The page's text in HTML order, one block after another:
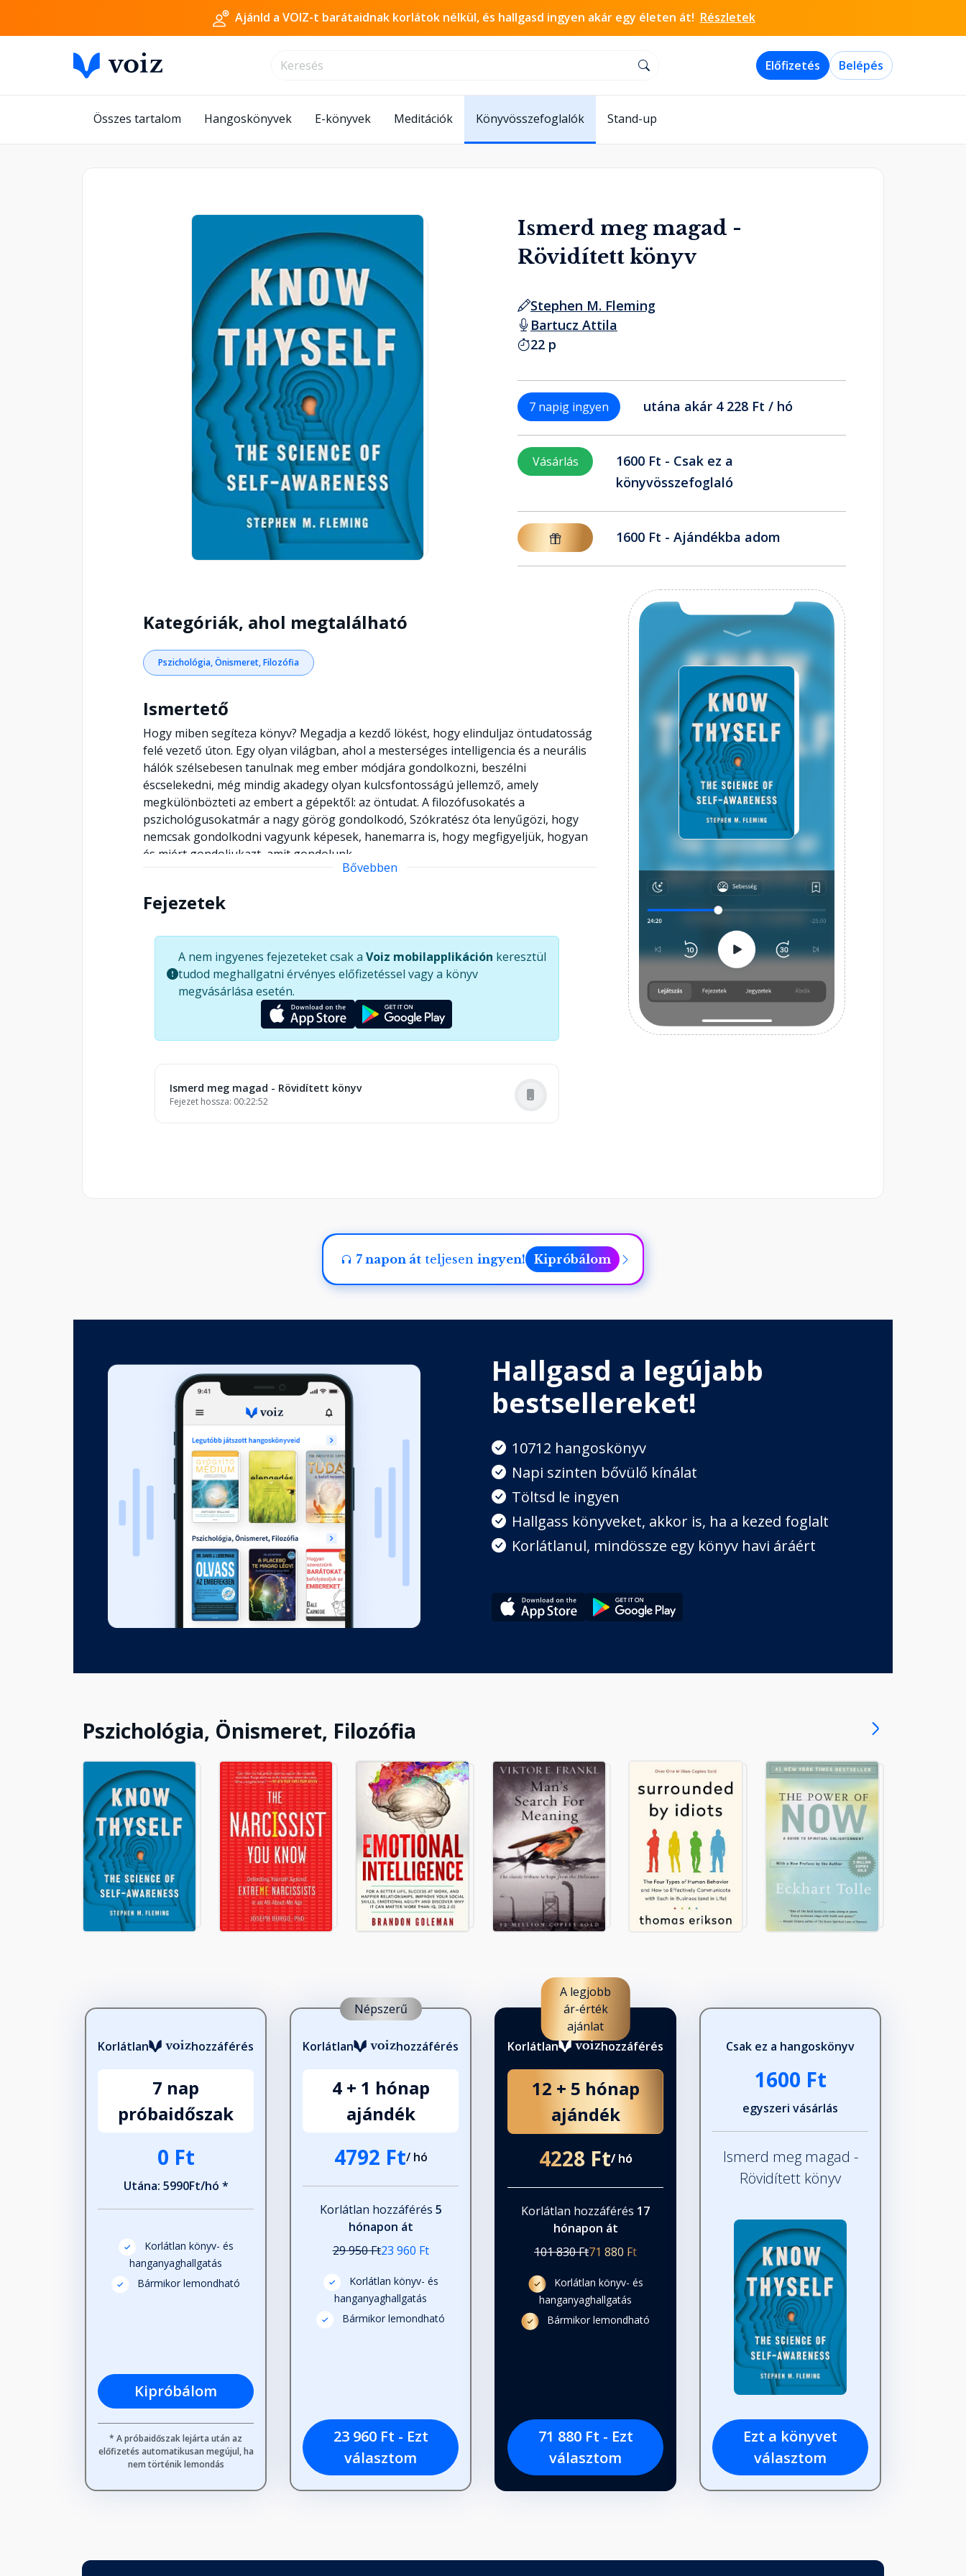
Ajánld a VOIZ-t barátaidnak korlátok nélkül, és hallgasd ingyen akár egy életen át! Részletek
Előfizetés Belépés
Összes tartalom Hangoskönyvek E-könyvek Meditációk Könyvösszefoglalók Stand-up
Ismerd meg magad -
Rövidített könyv
Stephen M. Fleming
Bartucz Attila
22 p
7 napig ingyen utána akár 4 228 Ft / hó
Vásárlás
1600 Ft - Csak ez a
könyvösszefoglaló
1600 Ft - Ajándékba adom
Kategóriák, ahol megtalálható
Pszichológia, Önismeret, Filozófia
Ismertető
Hogy miben segíteza könyv? Megadja a kezdő lökést, hogy elinduljaz öntudatosság
felé vezető úton. Egy olyan világban, ahol a mesterséges intelligencia és a neurális
hálók szélsebesen tanulnak meg ember módjára gondolkozni, beszélni
éscselekedni, még mindig akadegy olyan kulcsfontosságú jellemző, amely
megkülönbözteti az embert a gépektől: az öntudat. A filozófusokatés a
pszichológusokatmár a nagy görög gondolkodó, Szókratész óta lenyűgözi, hogy
nemcsak gondolkodni vagyunk képesek, hanemarra is, hogy megfigyeljük, hogyan
és miért gondoljukazt, amit gondolunk.
Bővebben
Fejezetek
A nem ingyenes fejezeteket csak a Voiz mobilapplikáción keresztül
tudod meghallgatni érvényes előfizetéssel vagy a könyv
megvásárlása esetén.
Ismerd meg magad - Rövidített könyv
Fejezet hossza: 00:22:52
7 napon át teljesen ingyen! Kipróbálom
Hallgasd a legújabb
bestsellereket!
10712 hangoskönyv
Napi szinten bővülő kínálat
Töltsd le ingyen
Hallgass könyveket, akkor is, ha a kezed foglalt
Korlátlanul, mindössze egy könyv havi áráért
Pszichológia, Önismeret, Filozófia
Korlátlan hozzáférés
7 nap
próbaidőszak
0 Ft
Utána: 5990Ft/hó *
Korlátlan könyv- és
hanganyaghallgatás
Bármikor lemondható
Kipróbálom
* A próbaidőszak lejárta után az
előfizetés automatikusan megújul, ha
nem történik lemondás
Népszerű
Korlátlan hozzáférés
4 + 1 hónap
ajándék
4792 Ft/ hó
Korlátlan hozzáférés 5
hónapon át
29 950 Ft23 960 Ft
Korlátlan könyv- és
hanganyaghallgatás
Bármikor lemondható
23 960 Ft - Ezt
választom
A legjobb
ár-érték
ajánlat
Korlátlan
hozzáférés
12 + 5 hónap
ajándék
4228 Ft/ hó
Korlátlan hozzáférés 17
hónapon át
101 830 Ft71 880 Ft
Korlátlan könyv- és
hanganyaghallgatás
Bármikor lemondható
71 880 Ft - Ezt
választom
Csak ez a hangoskönyv
1600 Ft
egyszeri vásárlás
Ismerd meg magad -
Rövidített könyv
Ezt a könyvet
választom